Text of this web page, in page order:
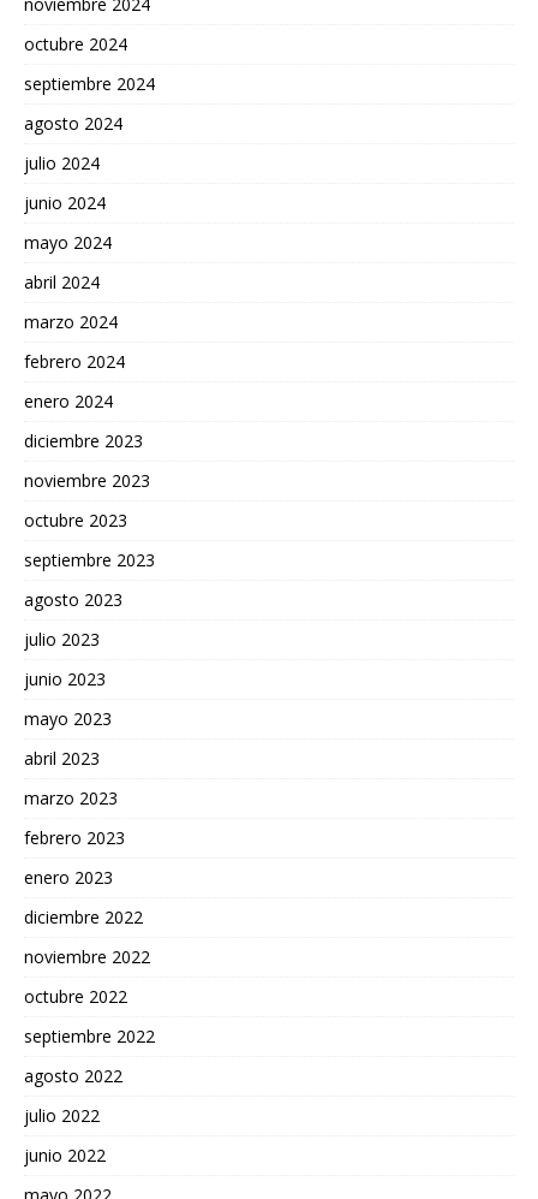
octubre 2024
septiembre 2024
agosto 2024
julio 2024
junio 2024
mayo 2024
abril 2024
marzo 2024
febrero 2024
enero 2024
diciembre 2023
noviembre 2023
octubre 2023
septiembre 2023
agosto 2023
julio 2023
junio 2023
mayo 2023
abril 2023
marzo 2023
febrero 2023
enero 2023
diciembre 2022
noviembre 2022
octubre 2022
septiembre 2022
agosto 2022
julio 2022
junio 2022